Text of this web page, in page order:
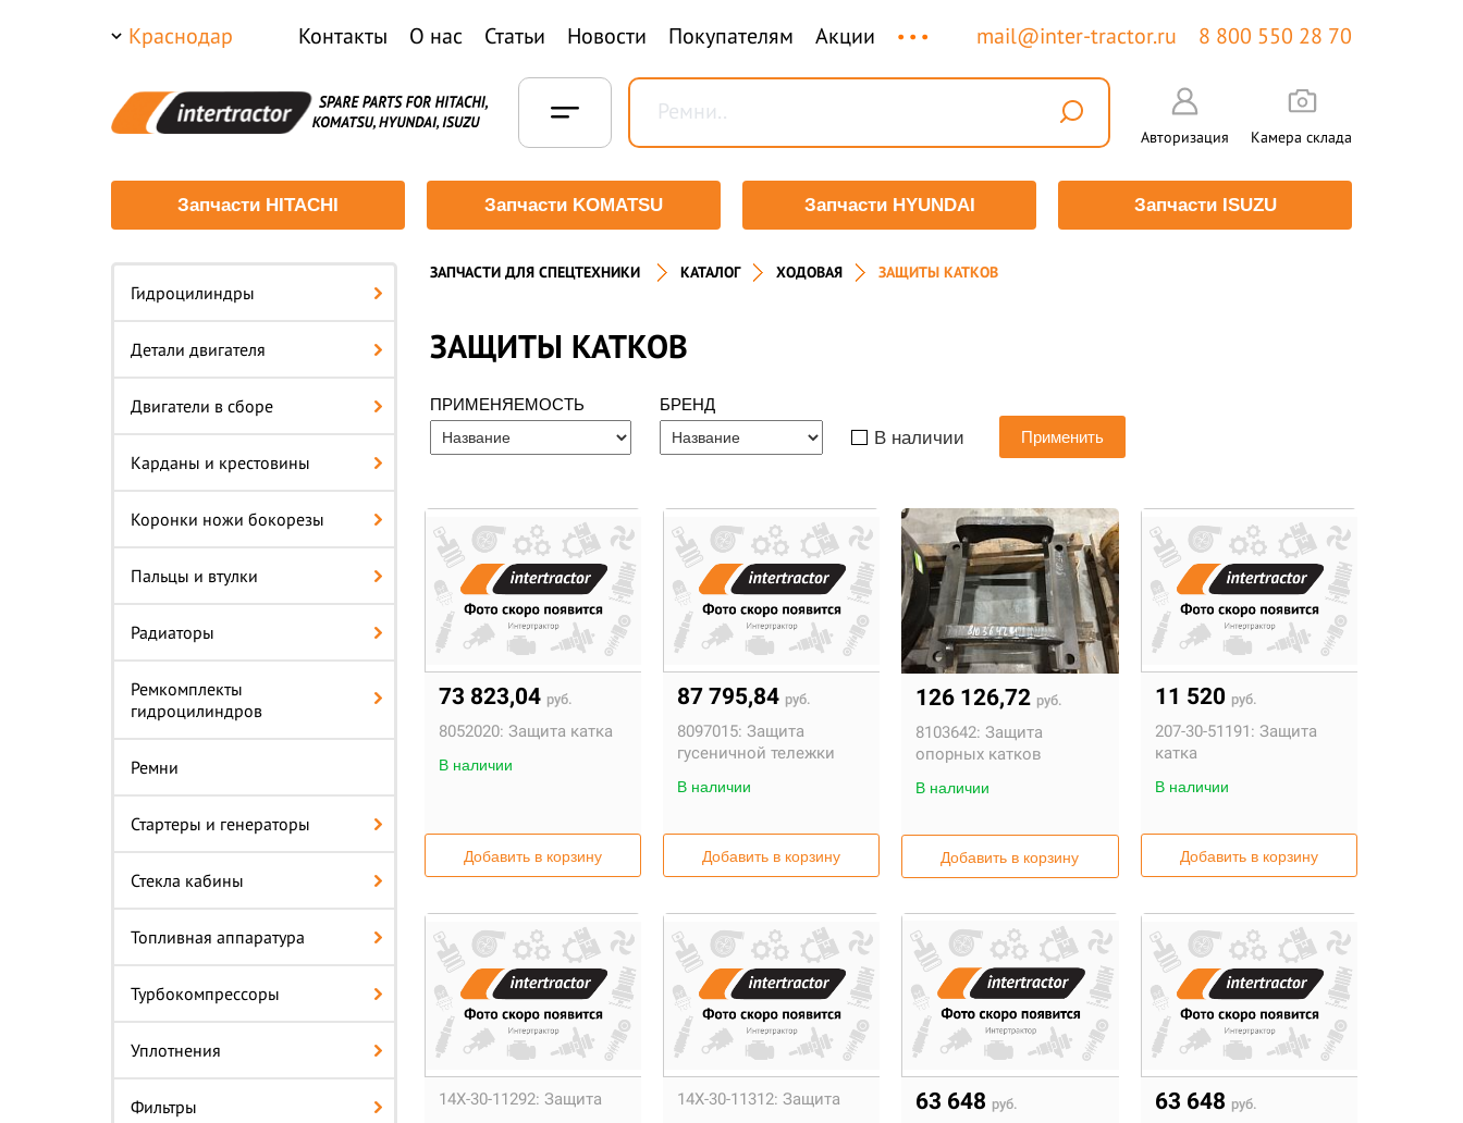
Краснодар Контакты О нас Статьи Новости Покупателям Акции ... mail@inter-tractor.ru 8 800 550 28 70
Авторизация Камера склада
Запчасти HITACHI Запчасти KOMATSU Запчасти HYUNDAI Запчасти ISUZU
Гидроцилиндры
Детали двигателя
Двигатели в сборе
Карданы и крестовины
Коронки ножи бокорезы
Пальцы и втулки
Радиаторы
Ремкомплекты
гидроцилиндров
Ремни
Стартеры и генераторы
Стекла кабины
Топливная аппаратура
Турбокомпрессоры
Уплотнения
Фильтры
ЗАПЧАСТИ ДЛЯ СПЕЦТЕХНИКИ КАТАЛОГ ХОДОВАЯ ЗАЩИТЫ КАТКОВ
ЗАЩИТЫ КАТКОВ
ПРИМЕНЯЕМОСТЬ БРЕНД
В наличии Применить
73 823,04 руб.
8052020: Защита катка
В наличии
Добавить в корзину
87 795,84 руб.
8097015: Защита
гусеничной тележки
В наличии
Добавить в корзину
126 126,72 руб.
8103642: Защита
опорных катков
В наличии
Добавить в корзину
11 520 руб.
207-30-51191: Защита
катка
В наличии
Добавить в корзину
14X-30-11292: Защита 14X-30-11312: Защита 63 648 руб. 63 648 руб.